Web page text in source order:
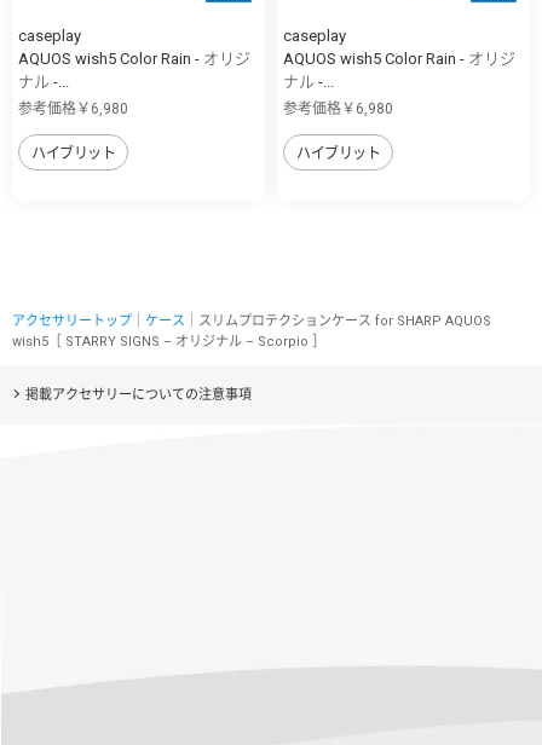
caseplay
AQUOS wish5 Color Rain - オリジ
ナル -...
参考価格￥6,980
ハイブリット
caseplay
AQUOS wish5 Color Rain - オリジ
ナル -...
参考価格￥6,980
ハイブリット
アクセサリートップ ケース ｜スリムプロテクションケース for SHARP AQUOS
wish5［ STARRY SIGNS – オリジナル – Scorpio ］
掲載アクセサリーについての注意事項